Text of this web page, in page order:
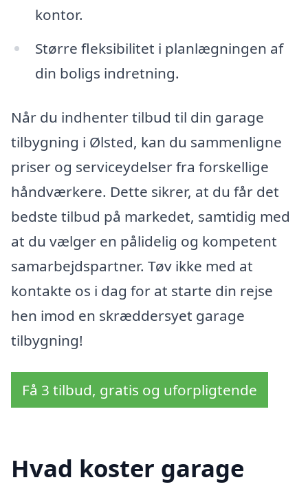
kontor.
Større fleksibilitet i planlægningen af
din boligs indretning.
Når du indhenter tilbud til din garage
tilbygning i Ølsted, kan du sammenligne
priser og serviceydelser fra forskellige
håndværkere. Dette sikrer, at du får det
bedste tilbud på markedet, samtidig med
at du vælger en pålidelig og kompetent
samarbejdspartner. Tøv ikke med at
kontakte os i dag for at starte din rejse
hen imod en skræddersyet garage
tilbygning!
Få 3 tilbud, gratis og uforpligtende
Hvad koster garage